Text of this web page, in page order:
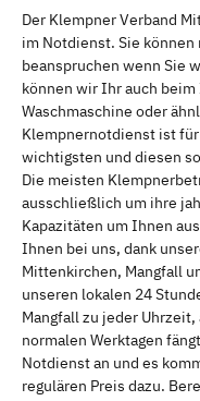
Der Klempner Verband
im Notdienst. Sie
beanspruchen wenn Sie
können wir Ihr auch
Waschmaschine oder
Klempnernotdienst ist
wichtigsten und diesen
Die meisten
ausschließlich um ihre
Kapazitäten um Ihnen
Ihnen bei uns, dank
Mittenkirchen, Mangfall
unseren lokalen 24
Mangfall zu jeder
normalen Werktagen
Notdienst an und es
regulären Preis dazu.